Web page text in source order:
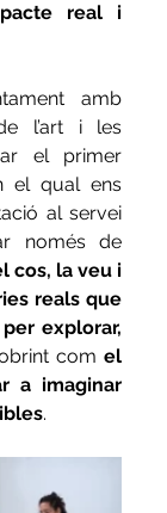
real i
amb
l’art i les
el primer
el qual ens
al servei
només de
cos, la veu i
reals que
explorar,
com el
a imaginar
.